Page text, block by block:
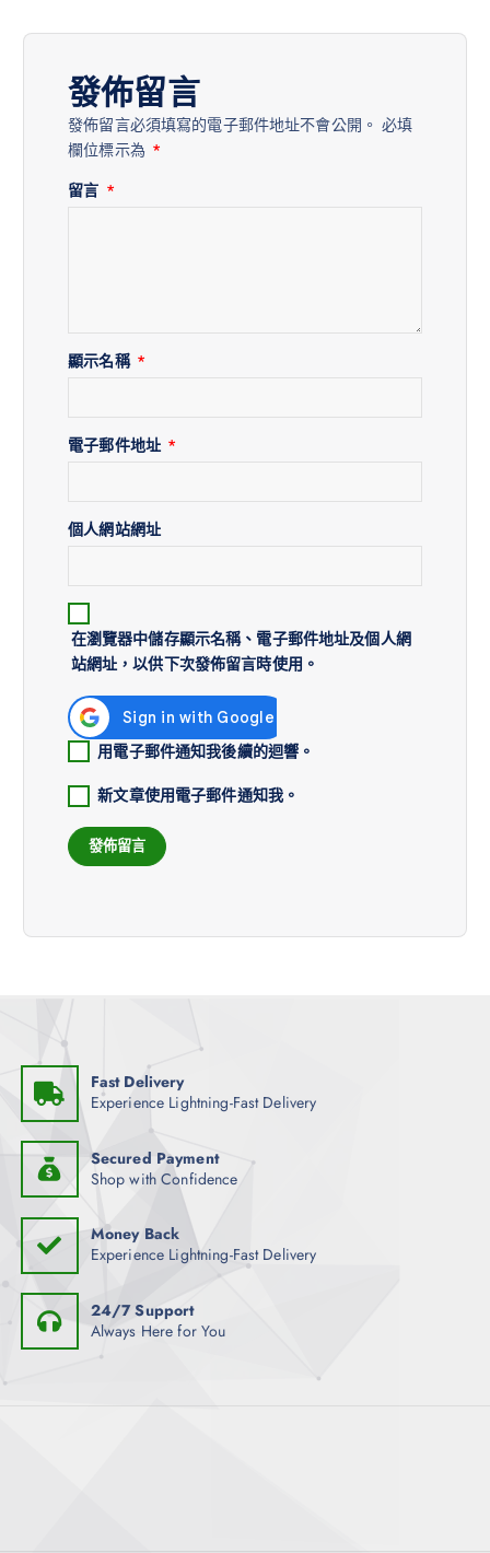
發佈留言
發佈留言必須填寫的電子郵件地址不會公開。 必填
欄位標示為 *
留言 *
顯示名稱 *
電子郵件地址 *
個人網站網址
在瀏覽器中儲存顯示名稱、電子郵件地址及個人網
站網址，以供下次發佈留言時使用。
用電子郵件通知我後續的迴響。
新文章使用電子郵件通知我。
Fast Delivery
Experience Lightning-Fast Delivery
Secured Payment
Shop with Confidence
Money Back
Experience Lightning-Fast Delivery
24/7 Support
Always Here for You